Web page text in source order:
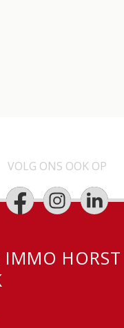
VOLG ONS OOK OP
HORST